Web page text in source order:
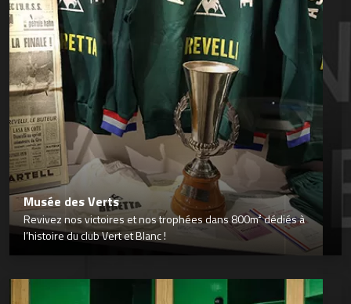
Musée des Verts
Revivez nos victoires et nos trophées dans 800m² dédiés à
l’histoire du club Vert et Blanc !